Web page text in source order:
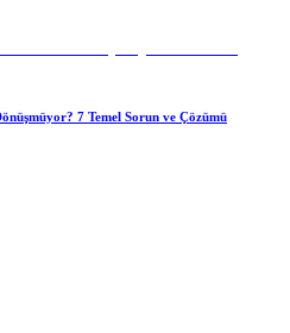
7 Temel Sorun ve Çözümü